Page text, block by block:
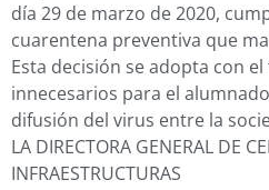
día 29 de marzo de 2020,
cuarentena preventiva que
Esta decisión se adopta con
innecesarios para el
difusión del virus entre la
LA DIRECTORA GENERAL DE
INFRAESTRUCTURAS